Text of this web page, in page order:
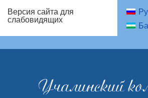
Версия сайта для
слабовидящих
Учалинский